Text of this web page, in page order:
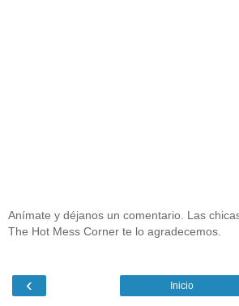
Anímate y déjanos un comentario. Las
The Hot Mess Corner te lo agradecemos.
‹ Inicio